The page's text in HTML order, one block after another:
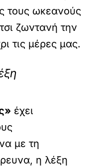
τους ωκεανούς
ζωντανή την
τις μέρες μας.
έχει
με τη
η λέξη